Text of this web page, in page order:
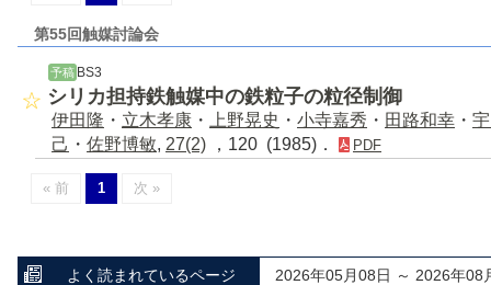
第55回触媒討論会
予稿 BS3
シリカ担持鉄触媒中の鉄粒子の粒径制御
伊田隆 ・ 立木孝康 ・ 上野晃史 ・ 小寺嘉秀 ・ 田路和幸 ・
己 ・ 佐野博敏, 27(2) ，120 (1985)． PDF
« 前 1 次 »
よく読まれているページ 2026年05月08日 ～ 2026年08